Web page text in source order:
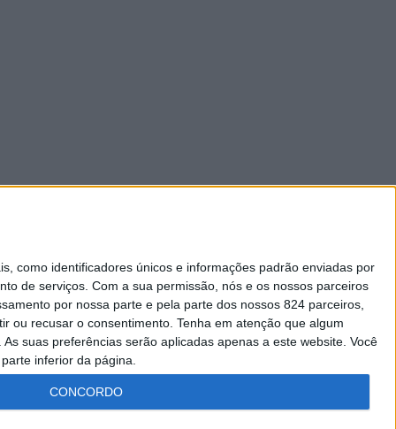
como identificadores únicos e informações padrão enviadas por
de serviços. Com a sua permissão, nós e os nossos parceiros
por nossa parte e pela parte dos nossos 824 parceiros,
ou recusar o consentimento. Tenha em atenção que algum
suas preferências serão aplicadas apenas a este website. Você
inferior da página.
CONCORDO
Lei da Transparência Livro de Reclamações